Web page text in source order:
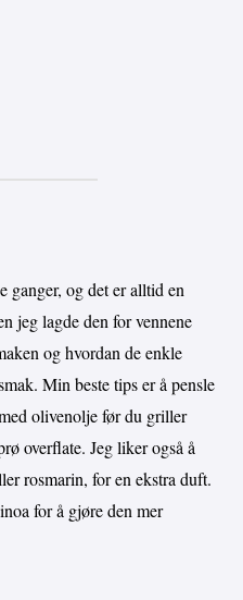
ganger, og det er alltid en
jeg lagde den for vennene
og hvordan de enkle
Min beste tips er å pensle
olivenolje før du griller
overflate. Jeg liker også å
rosmarin, for en ekstra duft.
for å gjøre den mer